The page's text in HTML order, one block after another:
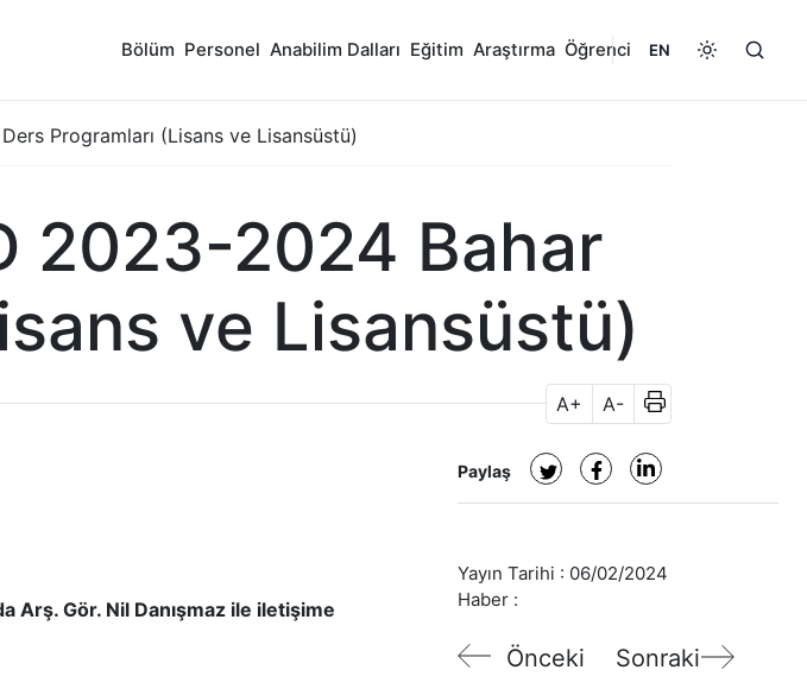
Bölüm Personel Anabilim Dalları Eğitim Araştırma Öğrenci EN
Programları (Lisans ve Lisansüstü)
2023-2024 Bahar
ve Lisansüstü)
A+ A-
Arş. Gör. Nil Danışmaz ile iletişime
Paylaş
Yayın Tarihi : 06/02/2024
Haber :
Önceki Sonraki